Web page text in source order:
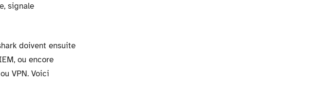
signale
doivent ensuite
ou encore
VPN. Voici